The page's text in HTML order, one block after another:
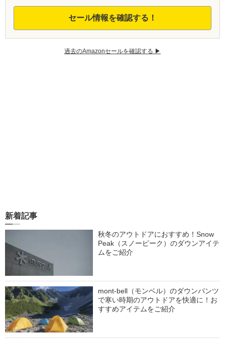
セール情報を確認する！
過去のAmazonセールを確認する ▶︎
新着記事
秋冬のアウトドアにおすすめ！Snow
Peak（スノーピーク）のダウンアイテ
ムをご紹介
mont-bell（モンベル）のダウンパンツ
で寒い時期のアウトドアを快適に！お
すすめアイテムをご紹介